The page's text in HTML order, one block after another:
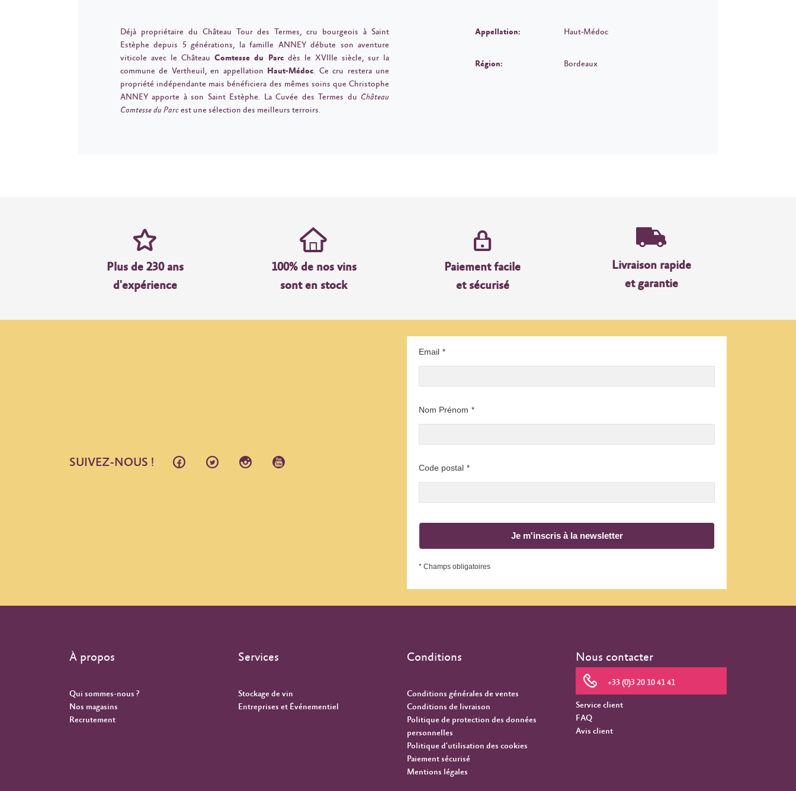
Déjà propriétaire du Château Tour des Termes, cru bourgeois à Saint
Estèphe depuis 5 générations, la famille ANNEY débute son aventure
viticole avec le ChâteauComtesse du Parcdès le XVIIIe siècle, sur la
commune de Vertheuil, en appellation Haut-Médoc. Ce cru restera une
propriété indépendante mais bénéficiera des mêmes soins que Christophe
ANNEY apporte à son Saint Estèphe. La Cuvée des Termes du Château
Comtesse du Parcest une sélection des meilleurs terroirs.
Appellation: Haut-Médoc
Région: Bordeaux
Plus de 230 ans
d'expérience
100% de nos vins
sont en stock
Paiement facile
et sécurisé
Livraison rapide
et garantie
SUIVEZ-NOUS !
Email *
Nom Prénom *
Code postal *
Je m'inscris à la newsletter
* Champs obligatoires
À propos
Qui sommes-nous ?
Nos magasins
Recrutement
Services
Stockage de vin
Entreprises et Événementiel
Conditions
Conditions générales de ventes
Conditions de livraison
Politique de protection des données
personnelles
Politique d'utilisation des cookies
Paiement sécurisé
Mentions légales
Nous contacter
+33 (0)3 20 10 41 41
Service client
FAQ
Avis client